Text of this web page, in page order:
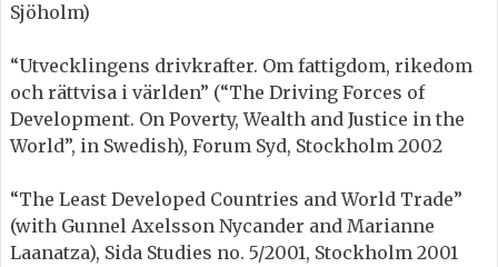
Sjöholm)
“Utvecklingens drivkrafter. Om fattigdom, rikedom
och rättvisa i världen” (“The Driving Forces of
Development. On Poverty, Wealth and Justice in the
World”, in Swedish), Forum Syd, Stockholm 2002
“The Least Developed Countries and World Trade”
(with Gunnel Axelsson Nycander and Marianne
Laanatza), Sida Studies no. 5/2001, Stockholm 2001